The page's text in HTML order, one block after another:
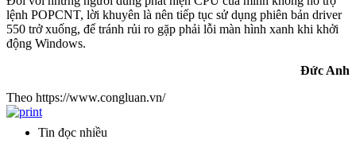
lệnh POPCNT, lời khuyên là nên tiếp tục sử dụng phiên bản driver
550 trở xuống, để tránh rủi ro gặp phải lỗi màn hình xanh khi khởi
động Windows.
Đức Anh
Theo https://www.congluan.vn/
Tin đọc nhiều